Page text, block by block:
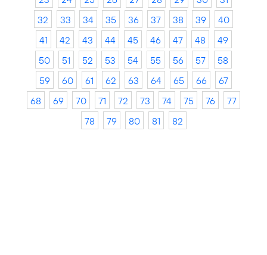
32
33 34 35 36 37 38 39
40
41
42 43 44 45 46 47 48
49
50
51 52 53 54 55 56 57
58
59
60 61 62 63 64 65 66
67
68
69 70 71 72 73 74 75 76
77
78
79 80 81 82